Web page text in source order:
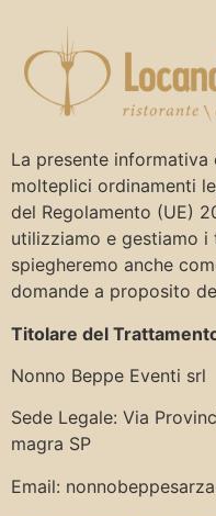
La presente
molteplici ordinamenti
del Regolamento (UE)
utilizziamo e gestiamo i
spiegheremo anche
domande a proposito
Titolare del
Nonno Beppe Eventi srl
Sede Legale: Via
magra SP
Email: